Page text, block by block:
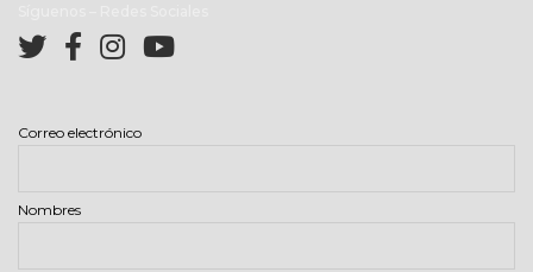
Correo electrónico
Nombres